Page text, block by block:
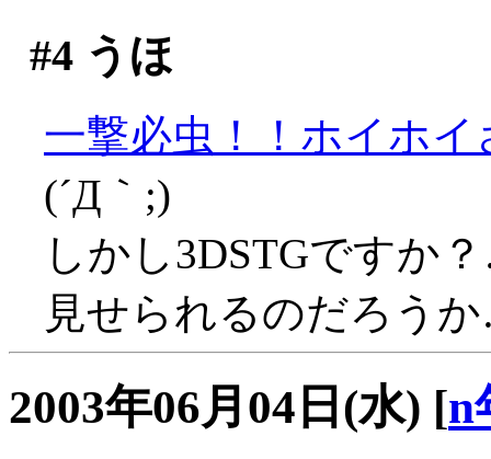
#4うほ
一撃必虫！！ホイホイ
(´Д｀;)
しかし3DSTGですか
見せられるのだろう
2003年06月04日(水) [n